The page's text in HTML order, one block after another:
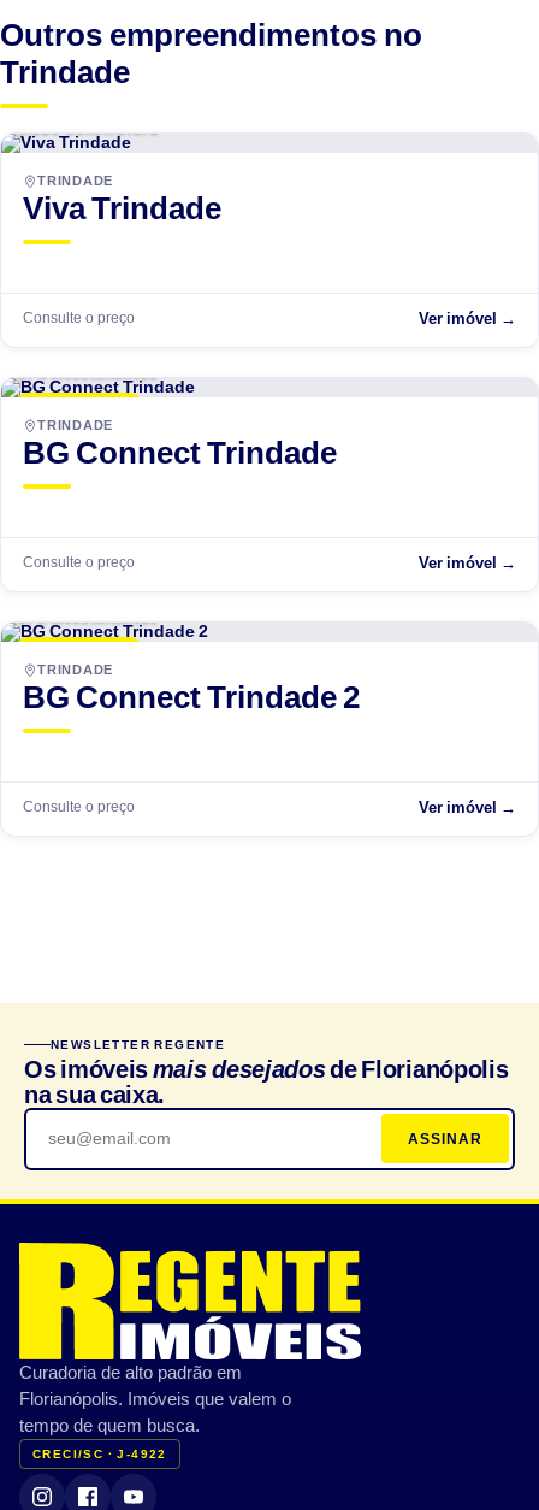
Outros empreendimentos no
Trindade
TRINDADE
Viva Trindade
Consulte o preço Ver imóvel →
TRINDADE
BG Connect Trindade
Consulte o preço Ver imóvel →
TRINDADE
BG Connect Trindade 2
Consulte o preço Ver imóvel →
NEWSLETTER REGENTE
Os imóveismais desejadosde Florianópolis
na sua caixa.
ASSINAR
Curadoria de alto padrão em
Florianópolis. Imóveis que valem o
tempo de quem busca.
CRECI/SC · J-4922